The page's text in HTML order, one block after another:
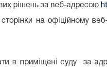
рішень за веб-адресою
на офіційному
в приміщені суду за